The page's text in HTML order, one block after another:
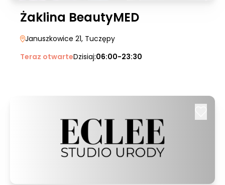
Żaklina BeautyMED
Januszkowice 21, Tuczępy
Teraz otwarteDzisiaj:06:00-23:30